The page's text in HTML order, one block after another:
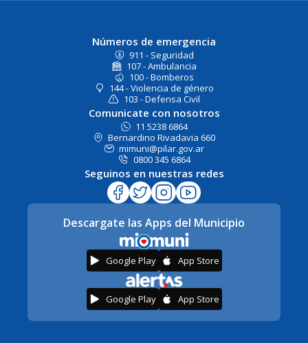
Números de emergencia
911 - Seguridad
107 - Ambulancia
100 - Bomberos
144 - Violencia de género
103 - Defensa Civil
Comunicate con nosotros
11 5238 6864
Bernardino Rivadavia 660
mimuni@pilar.gov.ar
0800 345 6864
Seguinos en nuestras redes
Descargate las Apps del Municipio
Google Play App Store
Google Play App Store